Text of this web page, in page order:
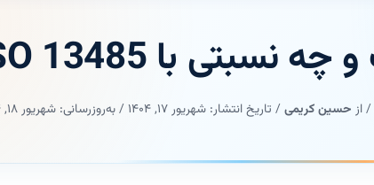
/ از حسین کریمی/ تاریخ انتشار: شهریور ۱۷, ۱۴۰۴ / به‌روزرسانی: شهریور ۱۸, ۱۴۰۴